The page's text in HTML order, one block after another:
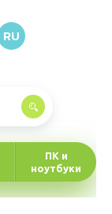
RU
ПК и
ноутбуки